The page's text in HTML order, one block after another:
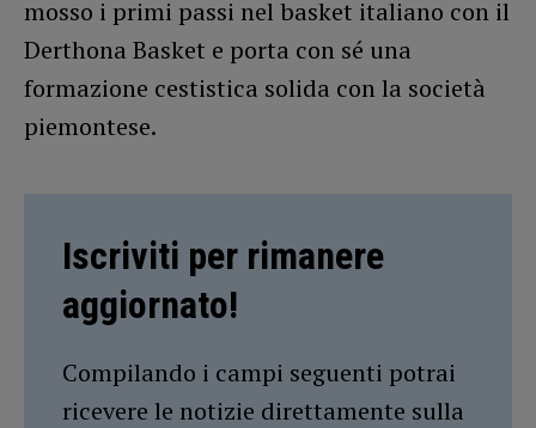
mosso i primi passi nel basket italiano con il
Derthona Basket e porta con sé una
formazione cestistica solida con la società
piemontese.
Iscriviti per rimanere
aggiornato!
Compilando i campi seguenti potrai
ricevere le notizie direttamente sulla